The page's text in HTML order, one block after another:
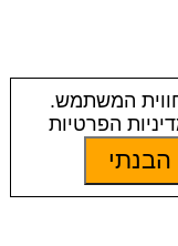
המשתמש.
הפרטיות
הבנתי